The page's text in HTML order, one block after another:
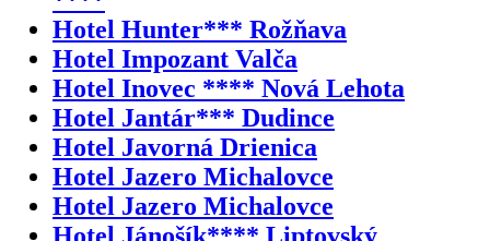
Hotel Hunter*** Rožňava
Hotel Impozant Valča
Hotel Inovec **** Nová Lehota
Hotel Jantár*** Dudince
Hotel Javorná Drienica
Hotel Jazero Michalovce
Hotel Jazero Michalovce